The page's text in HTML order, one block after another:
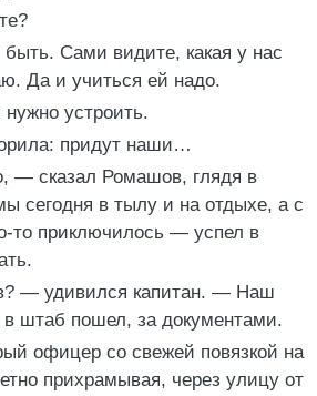
Сами видите, какая у нас
Да и учиться ей надо.
устроить.
придут наши…
— сказал Ромашов, глядя в
сегодня в тылу и на отдыхе, а с
то приключилось — успел в
— удивился капитан. — Наш
в штаб пошел, за документами.
офицер со свежей повязкой на
прихрамывая, через улицу от